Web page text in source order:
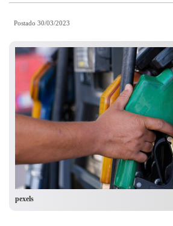
Postado 30/03/2023
pexels